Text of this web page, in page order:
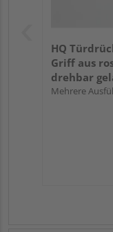
HQ
Griff aus
drehbar
Mehrere